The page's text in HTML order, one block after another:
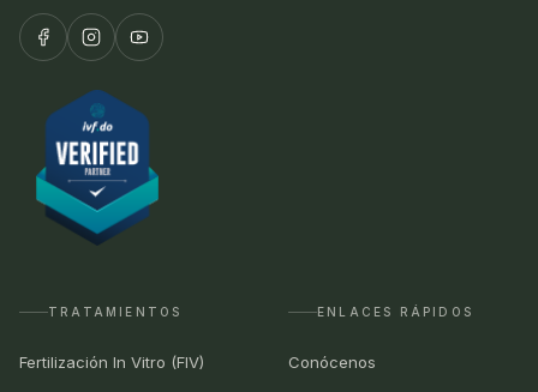
TRATAMIENTOS
Fertilización In Vitro (FIV)
ENLACES RÁPIDOS
Conócenos